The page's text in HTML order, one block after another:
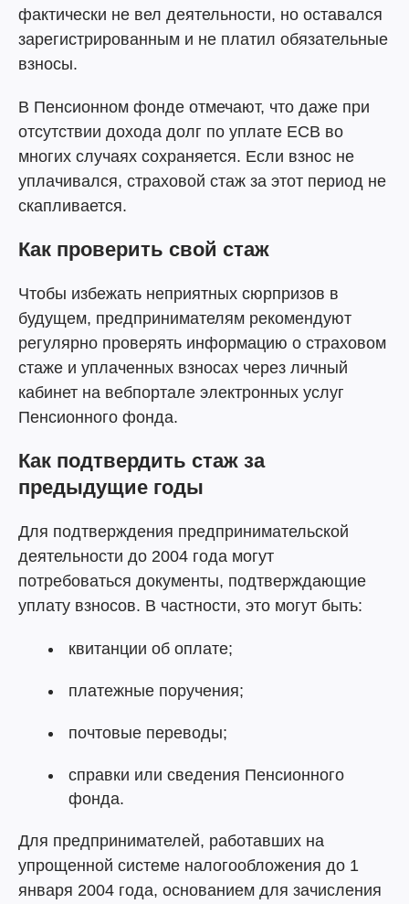
фактически не вел деятельности, но оставался
зарегистрированным и не платил обязательные
взносы.
В Пенсионном фонде отмечают, что даже при
отсутствии дохода долг по уплате ЕСВ во
многих случаях сохраняется. Если взнос не
уплачивался, страховой стаж за этот период не
скапливается.
Как проверить свой стаж
Чтобы избежать неприятных сюрпризов в
будущем, предпринимателям рекомендуют
регулярно проверять информацию о страховом
стаже и уплаченных взносах через личный
кабинет на вебпортале электронных услуг
Пенсионного фонда.
Как подтвердить стаж за
предыдущие годы
Для подтверждения предпринимательской
деятельности до 2004 года могут
потребоваться документы, подтверждающие
уплату взносов. В частности, это могут быть:
квитанции об оплате;
платежные поручения;
почтовые переводы;
справки или сведения Пенсионного
фонда.
Для предпринимателей, работавших на
упрощенной системе налогообложения до 1
января 2004 года, основанием для зачисления